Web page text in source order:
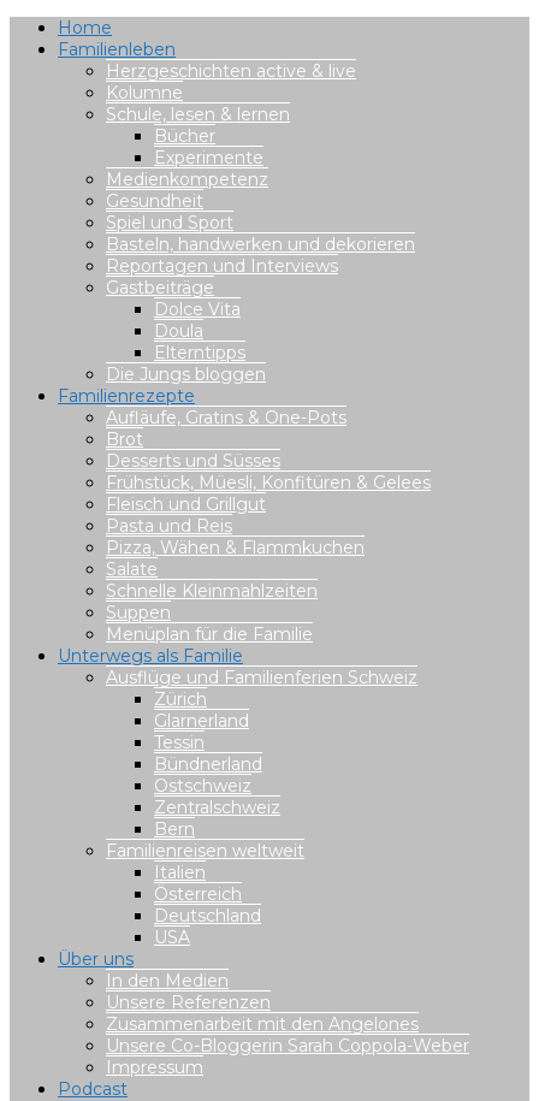
Home
Familienleben
Herzgeschichten active & live
Kolumne
Schule, lesen & lernen
Bücher
Experimente
Medienkompetenz
Gesundheit
Spiel und Sport
Basteln, handwerken und dekorieren
Reportagen und Interviews
Gastbeiträge
Dolce Vita
Doula
Elterntipps
Die Jungs bloggen
Familienrezepte
Aufläufe, Gratins & One-Pots
Brot
Desserts und Süsses
Frühstück, Müesli, Konfitüren & Gelees
Fleisch und Grillgut
Pasta und Reis
Pizza, Wähen & Flammkuchen
Salate
Schnelle Kleinmahlzeiten
Suppen
Menüplan für die Familie
Unterwegs als Familie
Ausflüge und Familienferien Schweiz
Zürich
Glarnerland
Tessin
Bündnerland
Ostschweiz
Zentralschweiz
Bern
Familienreisen weltweit
Italien
Österreich
Deutschland
USA
Über uns
In den Medien
Unsere Referenzen
Zusammenarbeit mit den Angelones
Unsere Co-Bloggerin Sarah Coppola-Weber
Impressum
Podcast